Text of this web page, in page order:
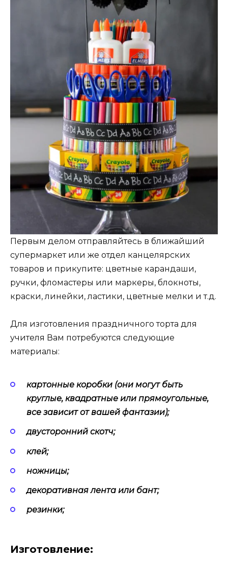
Первым делом отправляйтесь в ближайший
супермаркет или же отдел канцелярских
товаров и прикупите: цветные карандаши,
ручки, фломастеры или маркеры, блокноты,
краски, линейки, ластики, цветные мелки и т.д.
Для изготовления праздничного торта для
учителя Вам потребуются следующие
материалы:
картонные коробки (они могут быть
круглые, квадратные или прямоугольные,
все зависит от вашей фантазии);
двусторонний скотч;
клей;
ножницы;
декоративная лента или бант;
резинки;
Изготовление: